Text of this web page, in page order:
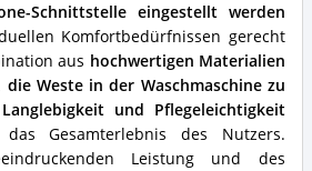
Schnittstelle eingestellt werden
Komfortbedürfnissen gerecht
aus hochwertigen Materialien
Weste in der Waschmaschine zu
und Pflegeleichtigkeit
Gesamterlebnis des Nutzers.
Leistung und des